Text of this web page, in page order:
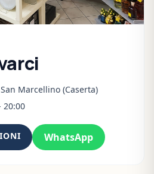
Marcellino (Caserta)
20:00
WhatsApp